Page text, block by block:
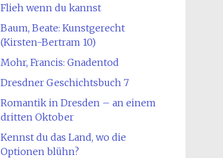
Flieh wenn du kannst
Baum, Beate: Kunstgerecht
(Kirsten-Bertram 10)
Mohr, Francis: Gnadentod
Dresdner Geschichtsbuch 7
Romantik in Dresden – an einem
dritten Oktober
Kennst du das Land, wo die
Optionen blühn?